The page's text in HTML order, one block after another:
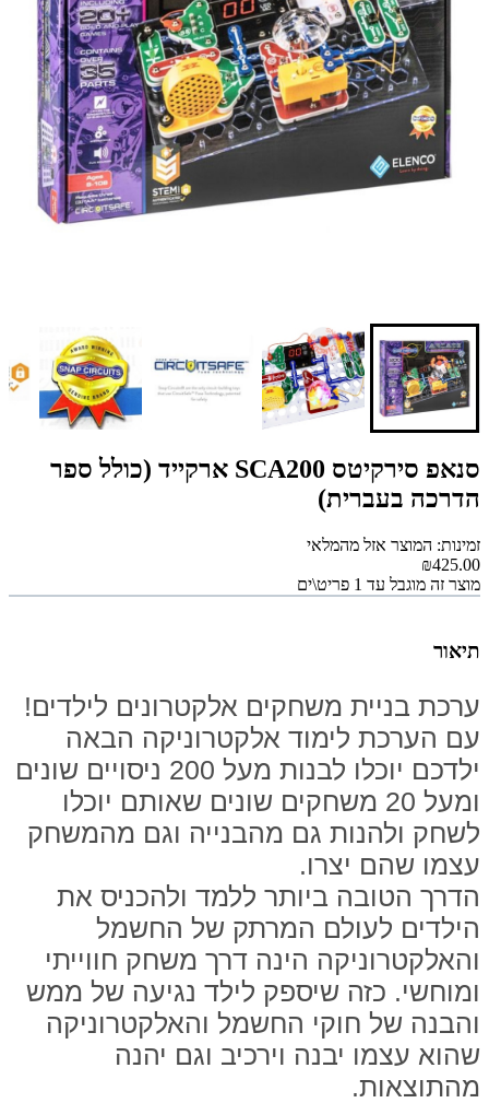
סנאפ סירקיטס SCA200 ארקייד (כולל ספר
הדרכה בעברית)
זמינות: המוצר אזל מהמלאי
₪425.00
מוצר זה מוגבל עד 1 פריט\ים
תיאור
ערכת בניית משחקים אלקטרונים לילדים!
עם הערכת לימוד אלקטרוניקה הבאה
ילדכם יוכלו לבנות מעל 200 ניסויים שונים
ומעל 20 משחקים שונים שאותם יוכלו
לשחק ולהנות גם מהבנייה וגם מהמשחק
עצמו שהם יצרו.
הדרך הטובה ביותר ללמד ולהכניס את
הילדים לעולם המרתק של החשמל
והאלקטרוניקה הינה דרך משחק חווייתי
ומוחשי. כזה שיספק לילד נגיעה של ממש
והבנה של חוקי החשמל והאלקטרוניקה
שהוא עצמו יבנה וירכיב וגם יהנה
מהתוצאות.